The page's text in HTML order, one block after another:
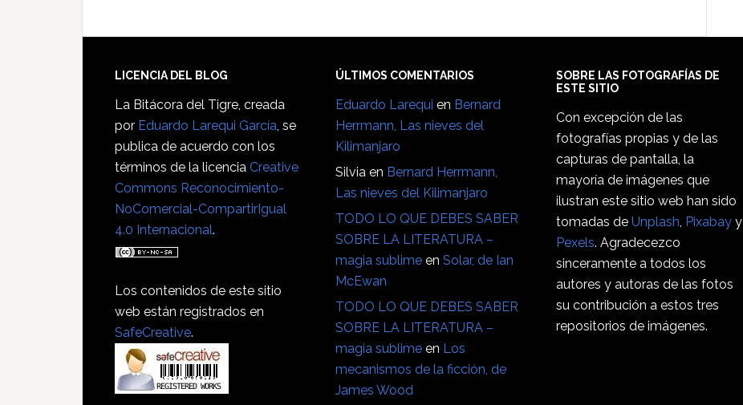
clientes
blogs?
Footer
LICENCIA DEL BLOG
La Bitácora del Tigre , creada
por Eduardo Larequi García , se
publica de acuerdo con los
términos de la licencia Creative
Commons Reconocimiento-
NoComercial-CompartirIgual
4.0 Internacional.
Los contenidos de este sitio
web están registrados en
SafeCreative.
ÚLTIMOS COMENTARIOS
Eduardo Larequi en Bernard
Herrmann, Las nieves del
Kilimanjaro
Silvia en Bernard Herrmann,
Las nieves del Kilimanjaro
TODO LO QUE DEBES SABER
SOBRE LA LITERATURA –
magia sublime enSolar, de Ian
McEwan
TODO LO QUE DEBES SABER
SOBRE LA LITERATURA –
magia sublime en Los
mecanismos de la ficción, de
James Wood
SOBRE LAS FOTOGRAFÍAS DE
ESTE SITIO
Con excepción de las
fotografías propias y de las
capturas de pantalla, la
mayoría de imágenes que
ilustran este sitio web han sido
tomadas deUnplash Pixabay y
Pexels. Agradecezco
sinceramente a todos los
autores y autoras de las fotos
su contribución a estos tres
repositorios de imágenes.